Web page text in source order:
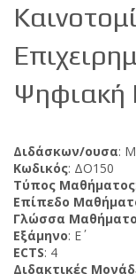
Ψηφιακή
Διδάσκων/ουσα:
Κωδικός: ΔΟ150
Τύπος Μαθήματος
Επίπεδο
Γλώσσα
Εξάμηνο: Ε΄
ECTS: 4
Διδακτικές